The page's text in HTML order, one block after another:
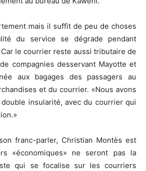
mais il suffit de peu de choses
du service se dégrade pendant
le courrier reste aussi tributaire de
compagnies desservant Mayotte et
aux bagages des passagers au
et du courrier. «Nous avons
insularité, avec du courrier qui
franc-parler, Christian Montès est
«économiques» ne seront pas la
qui se focalise sur les courriers